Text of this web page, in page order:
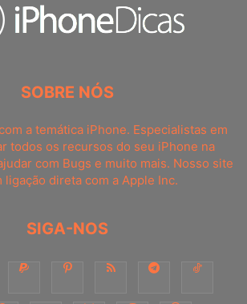
SOBRE NÓS
a temática iPhone. Especialistas em
todos os recursos do seu iPhone na
com Bugs e muito mais. Nosso site
ligação direta com a Apple Inc.
SIGA-NOS